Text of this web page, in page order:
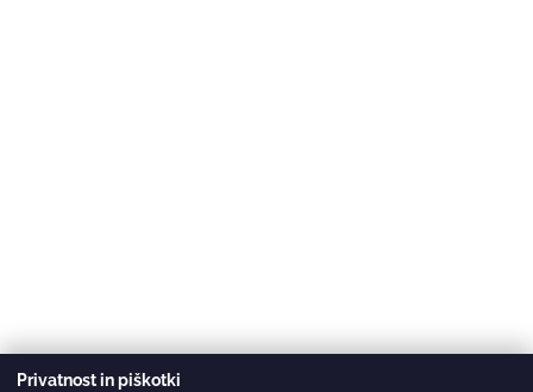
Privatnost in piškotki